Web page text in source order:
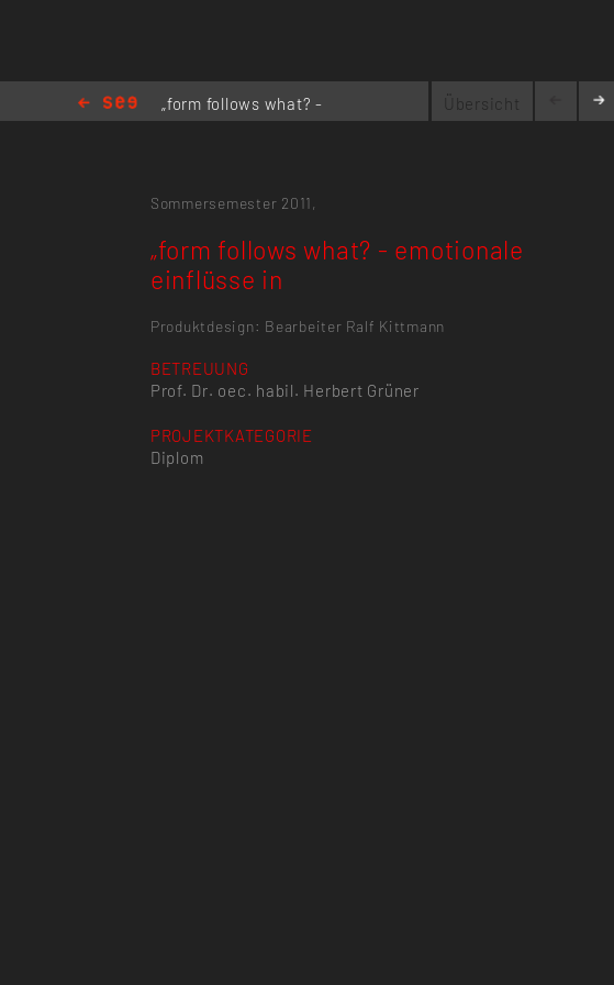
„form follows what? -
Übersicht
Sommersemester 2011,
„form follows what? - emotionale
einflüsse in
Produktdesign: Bearbeiter Ralf Kittmann
BETREUUNG
Prof. Dr. oec. habil. Herbert Grüner
PROJEKTKATEGORIE
Diplom